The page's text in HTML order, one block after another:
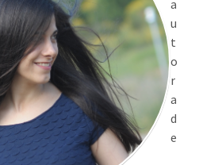
a
u
t
o
r
a
d
e